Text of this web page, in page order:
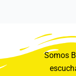
Somos